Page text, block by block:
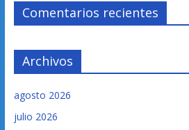
Comentarios recientes
Archivos
agosto 2026
julio 2026